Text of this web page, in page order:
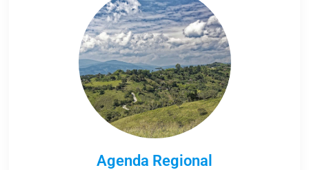
Agenda Regional